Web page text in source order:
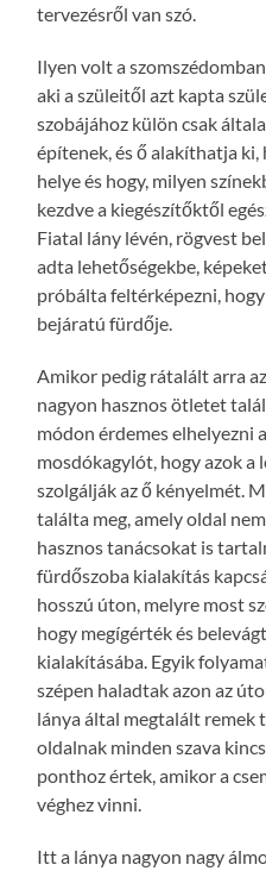
tervezésről van szó.
Ilyen volt a
aki a szüleitől azt kapta
szobájához külön csak
építenek, és ő alakíthatja ki,
helye és hogy, milyen
kezdve a kiegészítőktől
Fiatal lány lévén, rögvest
adta lehetőségekbe,
próbálta feltérképezni,
bejáratú fürdője.
Amikor pedig rátalált arra
nagyon hasznos ötletet
módon érdemes elhelyezni
mosdókagylót, hogy azok
szolgálják az ő kényelmét.
találta meg, amely oldal
hasznos tanácsokat is
fürdőszoba kialakítás
hosszú úton, melyre most
hogy megígérték és
kialakításába. Egyik
szépen haladtak azon az
lánya által megtalált remek
oldalnak minden szava
ponthoz értek, amikor a
véghez vinni.
Itt a lánya nagyon nagy